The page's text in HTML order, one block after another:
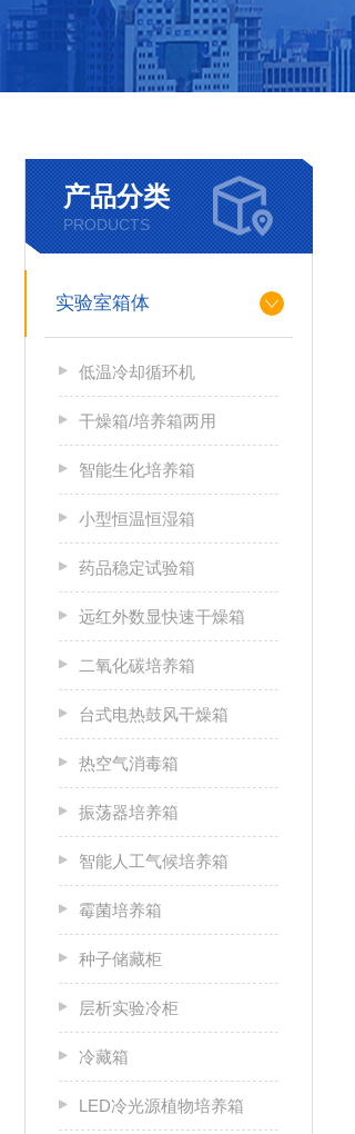
产品分类
PRODUCTS
实验室箱体
低温冷却循环机
干燥箱/培养箱两用
智能生化培养箱
小型恒温恒湿箱
药品稳定试验箱
远红外数显快速干燥箱
二氧化碳培养箱
台式电热鼓风干燥箱
热空气消毒箱
振荡器培养箱
智能人工气候培养箱
霉菌培养箱
种子储藏柜
层析实验冷柜
冷藏箱
LED冷光源植物培养箱